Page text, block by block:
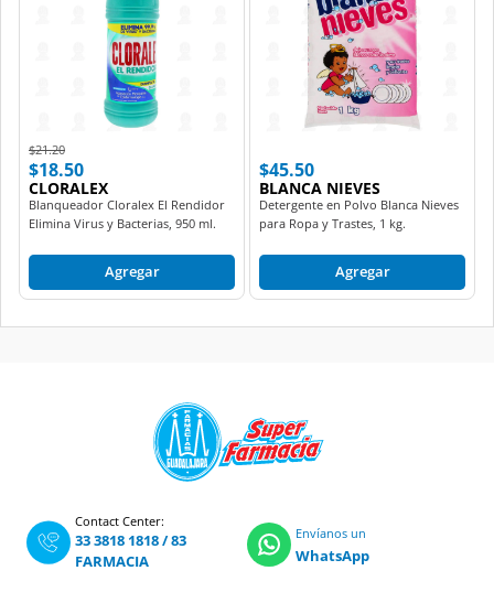
Price reduced from
$21.20to
$18.50
CLORALEX
Blanqueador Cloralex El Rendidor
Elimina Virus y Bacterias, 950 ml.
Agregar
$45.50
BLANCA NIEVES
Detergente en Polvo Blanca Nieves
para Ropa y Trastes, 1 kg.
Agregar
Contact Center:
33 3818 1818/83
FARMACIA
Envíanos un
WhatsApp